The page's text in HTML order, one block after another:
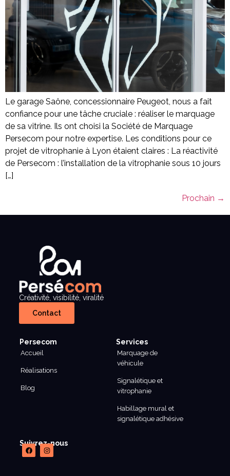
Le garage Saône, concessionnaire Peugeot, nous a fait
confiance pour une tâche cruciale : réaliser le marquage
de sa vitrine. Ils ont choisi la Société de Marquage
Persecom pour notre expertise. Les conditions pour ce
projet de vitrophanie à Lyon étaient claires : La réactivité
de Persecom : l’installation de la vitrophanie sous 10 jours
[…]
Prochain →
Créativité, visibilité, viralité
Contact
Persecom
Accueil
Réalisations
Blog
Services
Marquage de
véhicule
Signalétique et
vitrophanie
Habillage mural et
signalétique adhésive
Suivrez-nous